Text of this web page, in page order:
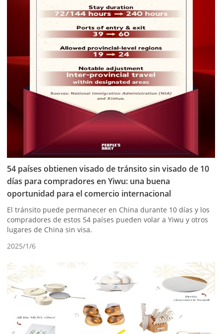
54 países obtienen visado de tránsito sin visado de 10
días para compradores en Yiwu: una buena
oportunidad para el comercio internacional
El tránsito puede permanecer en China durante 10 días y los
compradores de estos 54 países pueden volar a Yiwu y otros
lugares de China sin visa.
2025/1/6